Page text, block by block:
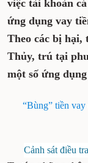
việc tài khoản
ứng dụng vay
Theo các bị
Thủy, trú tại
một số ứng
“Bùng” tiền
Cảnh sát điều